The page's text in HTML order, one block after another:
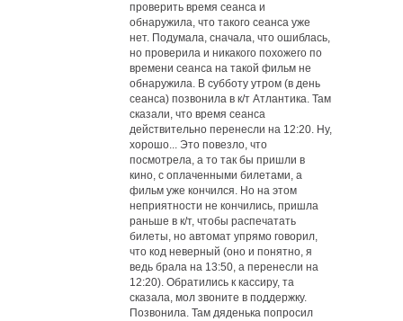
проверить время сеанса и
обнаружила, что такого сеанса уже
нет. Подумала, сначала, что ошиблась,
но проверила и никакого похожего по
времени сеанса на такой фильм не
обнаружила. В субботу утром (в день
сеанса) позвонила в к/т Атлантика. Там
сказали, что время сеанса
действительно перенесли на 12:20. Ну,
хорошо... Это повезло, что
посмотрела, а то так бы пришли в
кино, с оплаченными билетами, а
фильм уже кончился. Но на этом
неприятности не кончились, пришла
раньше в к/т, чтобы распечатать
билеты, но автомат упрямо говорил,
что код неверный (оно и понятно, я
ведь брала на 13:50, а перенесли на
12:20). Обратились к кассиру, та
сказала, мол звоните в поддержку.
Позвонила. Там дяденька попросил